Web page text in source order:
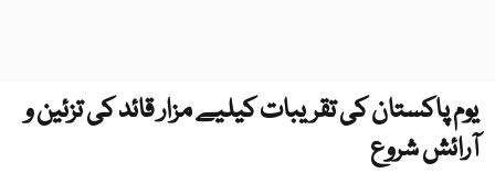
یوم پاکستان کی تقریبات کیلیے مزار قائد کی تزئین و
آرائش شروع